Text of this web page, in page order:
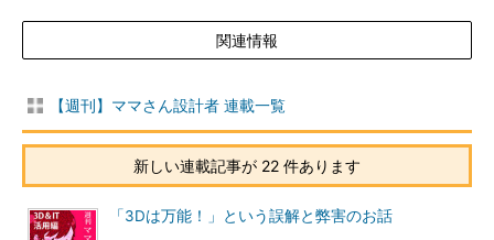
関連情報
【週刊】ママさん設計者 連載一覧
新しい連載記事が 22 件あります
「3Dは万能！」という誤解と弊害のお話